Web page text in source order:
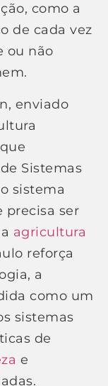
como a
de cada vez
ou não
enviado
Sistemas
sistema
precisa ser
agricultura
reforça
a
como um
sistemas
de
e